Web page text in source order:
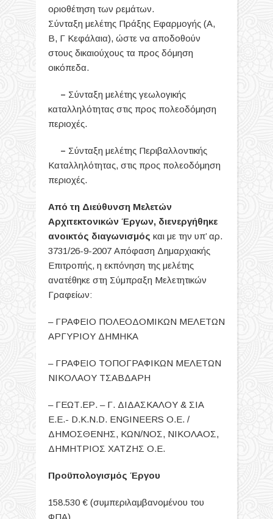
οριοθέτηση των ρεμάτων.
Σύνταξη μελέτης Πράξης Εφαρμογής (Α,
Β, Γ Κεφάλαια), ώστε να αποδοθούν
στους δικαιούχους τα προς δόμηση
οικόπεδα.
– Σύνταξη μελέτης γεωλογικής
καταλληλότητας στις προς πολεοδόμηση
περιοχές.
– Σύνταξη μελέτης Περιβαλλοντικής
Καταλληλότητας, στις προς πολεοδόμηση
περιοχές.
Από τη Διεύθυνση Μελετών
Αρχιτεκτονικών Έργων, διενεργήθηκε
ανοικτός διαγωνισμός και με την υπ’ αρ.
3731/26-9-2007 Απόφαση Δημαρχιακής
Επιτροπής, η εκπόνηση της μελέτης
ανατέθηκε στη Σύμπραξη Μελετητικών
Γραφείων:
– ΓΡΑΦΕΙΟ ΠΟΛΕΟΔΟΜΙΚΩΝ ΜΕΛΕΤΩΝ
ΑΡΓΥΡΙΟΥ ΔΗΜΗΚΑ
– ΓΡΑΦΕΙΟ ΤΟΠΟΓΡΑΦΙΚΩΝ ΜΕΛΕΤΩΝ
ΝΙΚΟΛΑΟΥ ΤΣΑΒΔΑΡΗ
– ΓΕΩΤ.ΕΡ. – Γ. ΔΙΔΑΣΚΑΛΟΥ & ΣΙΑ
Ε.Ε.- D.K.N.D. ENGINEERS Ο.Ε. /
ΔΗΜΟΣΘΕΝΗΣ, ΚΩΝ/ΝΟΣ, ΝΙΚΟΛΑΟΣ,
ΔΗΜΗΤΡΙΟΣ ΧΑΤΖΗΣ Ο.Ε.
Προϋπολογισμός Έργου
158.530 € (συμπεριλαμβανομένου του
ΦΠΑ)